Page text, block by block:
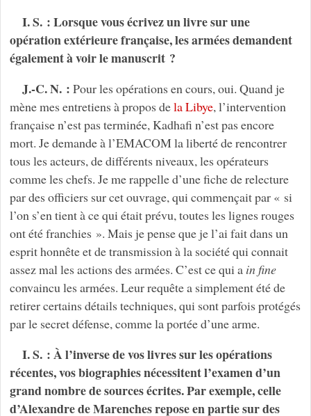
I. S. : Lorsque vous écrivez un livre sur une
opération extérieure française, les armées demandent
également à voir le manuscrit ?
J.-C. N. : Pour les opérations en cours, oui. Quand je
mène mes entretiens à propos dela Libye, l’intervention
française n’est pas terminée, Kadhafi n’est pas encore
mort. Je demande à l’EMACOM la liberté de rencontrer
tous les acteurs, de différents niveaux, les opérateurs
comme les chefs. Je me rappelle d’une fiche de relecture
par des officiers sur cet ouvrage, qui commençait par « si
l’on s’en tient à ce qui était prévu, toutes les lignes rouges
ont été franchies ». Mais je pense que je l’ai fait dans un
esprit honnête et de transmission à la société qui connait
assez mal les actions des armées. C’est ce qui a in fine
convaincu les armées. Leur requête a simplement été de
retirer certains détails techniques, qui sont parfois protégés
par le secret défense, comme la portée d’une arme.
I. S. : À l’inverse de vos livres sur les opérations
récentes, vos biographies nécessitent l’examen d’un
grand nombre de sources écrites. Par exemple, celle
d’Alexandre de Marenches repose en partie sur des